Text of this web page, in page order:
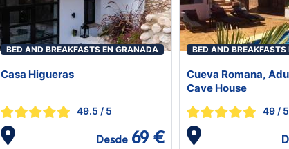
BED AND BREAKFASTS EN GRANADA
Casa Higueras
49.5 / 5
Desde 69 €
BED AND
Cueva Romana,
Cave House
49/ 5